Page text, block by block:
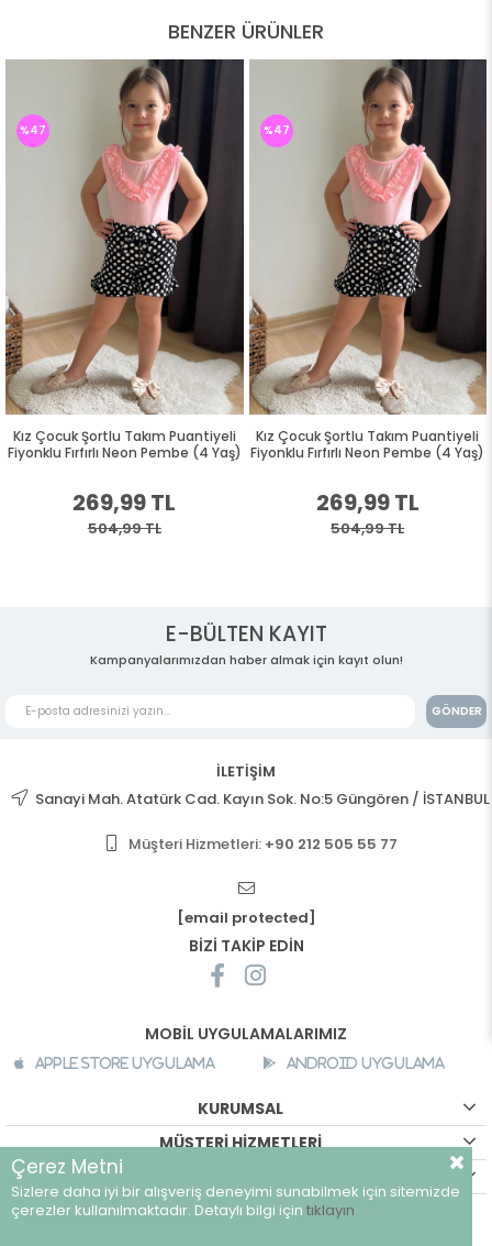
BENZER ÜRÜNLER
Kız Çocuk Şortlu Takım Puantiyeli
Fiyonklu Fırfırlı Neon Pembe (4 Yaş)
269,99 TL
504,99 TL
%47
Kız Çocuk Şortlu Takım Puantiyeli
Fiyonklu Fırfırlı Neon Pembe (4 Yaş)
269,99 TL
504,99 TL
%47
E-BÜLTEN KAYIT
Kampanyalarımızdan haber almak için kayıt olun!
GÖNDER
İLETİŞİM
Sanayi Mah. Atatürk Cad. Kayın Sok. No:5 Güngören / İSTANBUL
Müşteri Hizmetleri: +90 212 505 55 77
[email protected]
BİZİ TAKİP EDİN
MOBİL UYGULAMALARIMIZ
Apple Store Uygulama Android Uygulama
KURUMSAL
MÜŞTERİ HİZMETLERİ
©breeze.com.tr - Tüm hakları saklıdır.
Çerez Metni
Sizlere daha iyi bir alışveriş deneyimi sunabilmek için sitemizde
çerezler kullanılmaktadır. Detaylı bilgi için tıklayın